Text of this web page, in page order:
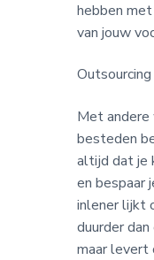
hebben
van jouw
Met
besteden
altijd dat je
en bespaar
inlener lijkt
duurder
maar levert